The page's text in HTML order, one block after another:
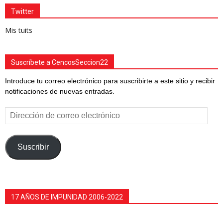
Twitter
Mis tuits
Suscríbete a CencosSeccion22
Introduce tu correo electrónico para suscribirte a este sitio y recibir
notificaciones de nuevas entradas.
Dirección
de
electrónico
Suscribir
17 AÑOS DE IMPUNIDAD 2006-2022